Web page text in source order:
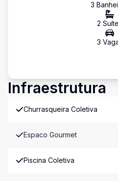
3
2 Suíte
3
Infraestrutura
Churrasqueira Coletiva
Espaco Gourmet
Piscina Coletiva